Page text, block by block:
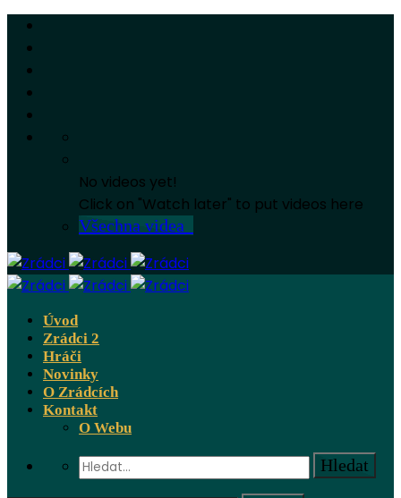
No videos yet!
Click on "Watch later" to put videos here
Všechna videa
Úvod
Zrádci 2
Hráči
Novinky
O Zrádcích
Kontakt
O Webu